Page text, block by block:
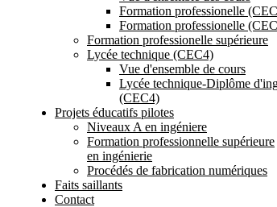
Formation professionelle
Formation professionelle
Formation professionelle supérieure
Lycée technique (CEC4)
Vue d'ensemble de cours
Lycée technique-Diplôme
(CEC4)
Projets éducatifs pilotes
Niveaux A en ingéniere
Formation professionnelle supérieure
en ingénierie
Procédés de fabrication numériques
Faits saillants
Contact